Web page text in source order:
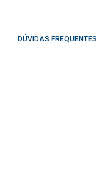
DÚVIDAS FREQUENTES